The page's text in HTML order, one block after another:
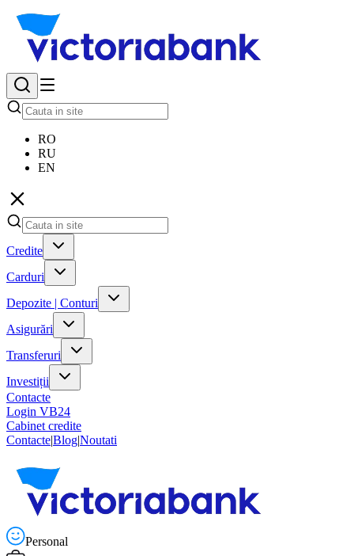
RO
RU
EN
Credite
Carduri
Depozite | Conturi
Asigurări
Transferuri
Investiții
Contacte
Login VB24
Cabinet credite
Contacte|Blog|Noutati
Personal